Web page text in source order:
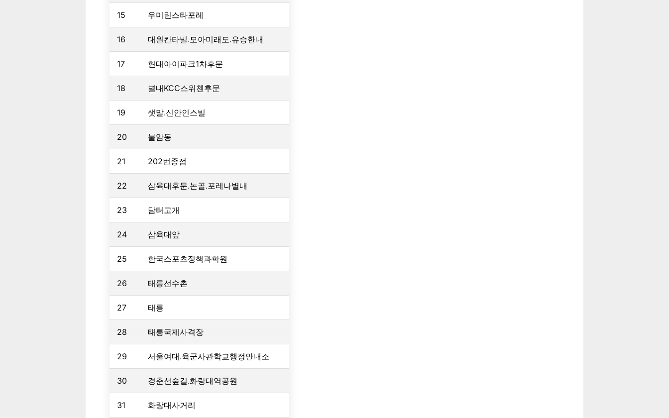
15 우미린스타포레
16 대원칸타빌.모아미래도.유승한내
17 현대아이파크1차후문
18 별내KCC스위첸후문
19 샛말.신안인스빌
20 불암동
21 202번종점
22 삼육대후문.논골.포레나별내
23 담터고개
24 삼육대앞
25 한국스포츠정책과학원
26 태릉선수촌
27 태릉
28 태릉국제사격장
29 서울여대.육군사관학교행정안내소
30 경춘선숲길.화랑대역공원
31 화랑대사거리